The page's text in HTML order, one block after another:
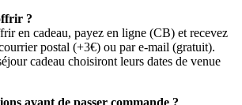
?
en cadeau, payez en ligne (CB) et recevez
postal (+3€) ou par e-mail (gratuit).
cadeau choisiront leurs dates de venue
avant de passer commande ?